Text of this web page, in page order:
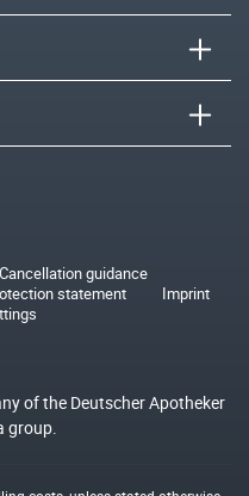
Cancellation guidance
statement
Imprint
of the Deutscher Apotheker
group.